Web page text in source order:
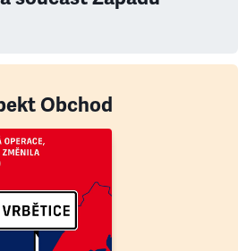
Obchod